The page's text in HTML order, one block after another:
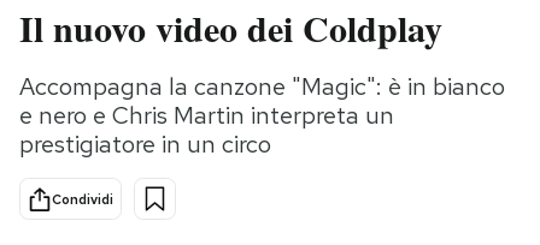
Italia
Politica
Tecnologia
Scienza
Moda
Consumismi
Storie/Idee
Il nuovo video dei Coldplay
Accompagna la canzone "Magic": è in bianco
e nero e Chris Martin interpreta un
prestigiatore in un circo
Condividi